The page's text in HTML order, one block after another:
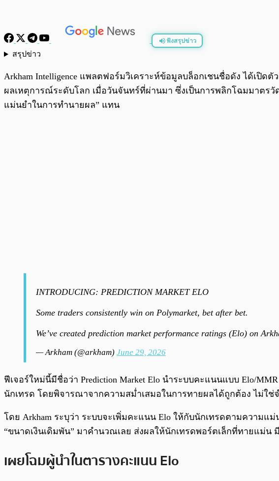
ฟังสรุปข่าว
สรุปข่าว
Arkham Intelligence แพลตฟอร์มวิเคราะห์ข้อมูลบล็อกเชนชื่อดัง ได้เปิ
ผลเหตุการณ์ระดับโลก เมื่อวันจันทร์ที่ผ่านมา ซึ่งเป็นการพลิกโฉมมาตร
แม่นยำในการทำนายผล” แทน
INTRODUCING: PREDICTION MARKET ELO
Some traders consistently win on Polymarket, bet after bet.
We’ve created prediction market performance ratings (Elo) on
— Arkham (@arkham) June 29, 2026
ฟีเจอร์ใหม่นี้มีชื่อว่า Prediction Market Elo นำระบบคะแนนแบบ Elo/
นักเทรด โดยพิจารณาจากความสม่ำเสมอในการทายผลได้ถูกต้อง ไม่ใช่
โดย Arkham ระบุว่า ระบบจะเพิ่มคะแนน Elo ให้กับนักเทรดตามความ
“ขนาดเงินเดิมพัน” มาคำนวณเลย ส่งผลให้นักเทรดพอร์ตเล็กที่ทายแ
เผยโฉมผู้นำในตารางคะแนน Elo